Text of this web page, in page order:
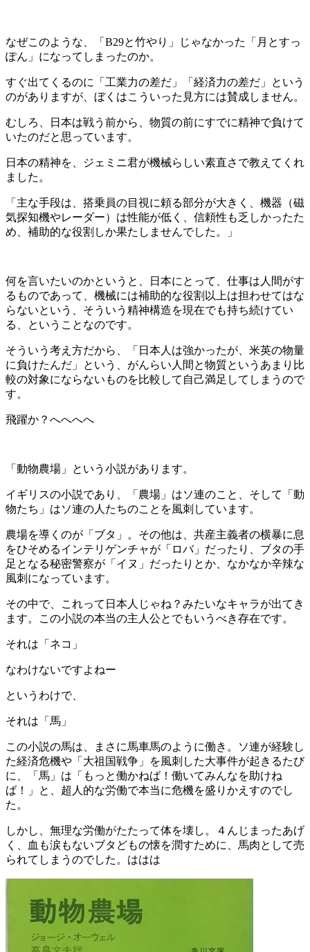
なぜこのような、「B29と竹やり」じゃなかった「月とすっ
ぽん」になってしまったのか。
すぐ出てくるのに「工業力の差だ」「経済力の差だ」という
のがありますが、ぼくはこういった見方には賛成しません。
むしろ、日本は戦う前から、物質の前にすでに精神で負けて
いたのだと思っています。
日本の精神を、ジェミニ君が機械らしい素直さで教えてくれ
ました。
「主な手段は、搭乗員の目視に頼る部分が大きく、機器（磁
気探知機やレーダー）は性能が低く、信頼性も乏しかったた
め、補助的な役割しか果たしませんでした。」
何を言いたいのかというと、日本にとって、仕事は人間がす
るものであって、機械には補助的な役割以上は担わせてはな
らないという、そういう精神構造を現在でも持ち続けてい
る、ということなのです。
そういう考え方だから、「日本人は強かったが、米英の物量
に負けたんだ」という、がんらい人間と物質というあまり比
較の対象にならないものを比較して自己満足してしまうので
す。
飛躍か？へへへへ
「動物農場」という小説があります。
イギリスの小説であり、「農場」はソ連のこと、そして「動
物たち」はソ連の人たちのことを風刺しています。
農場を導くのが「ブタ」。その他は、共産主義者の横暴に息
をひそめるインテリゲンチャが「ロバ」だったり、ブタの手
足となる秘密警察が「イヌ」だったりとか、なかなか辛辣な
風刺になっています。
その中で、これって日本人じゃね？みたいなキャラが出てき
ます。この小説の本当の主人公とでもいうべき存在です。
それは「ネコ」
なわけないですよねー
というわけで、
それは「馬」
この小説の馬は、まさに馬車馬のように働き。ソ連が経験し
た経済危機や「大祖国戦争」を風刺した大事件が起きるたび
に、「馬」は「もっと働かねば！働いてみんなを助けね
ば！」と、超人的な労働で本当に危機を盛りかえすのでし
た。
しかし、無理な労働がたたって体を壊し。４んじまったあげ
く、血も涙もないブタどもの懐を潤すために、馬肉として売
られてしまうのでした。ははは